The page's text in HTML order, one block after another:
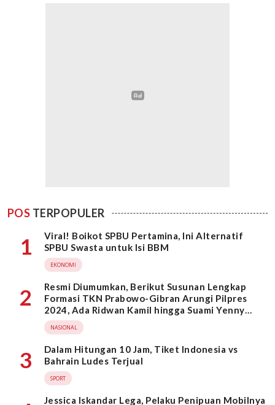
POS TERPOPULER
1
Viral! Boikot SPBU Pertamina, Ini Alternatif
SPBU Swasta untuk Isi BBM
EKONOMI
2
Resmi Diumumkan, Berikut Susunan Lengkap
Formasi TKN Prabowo-Gibran Arungi Pilpres
2024, Ada Ridwan Kamil hingga Suami Yenny
Wahid
NASIONAL
3
Dalam Hitungan 10 Jam, Tiket Indonesia vs
Bahrain Ludes Terjual
SPORT
Jessica Iskandar Lega, Pelaku Penipuan Mobilnya